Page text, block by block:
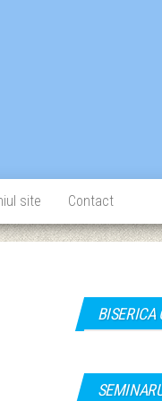
site Contact
BISERICA